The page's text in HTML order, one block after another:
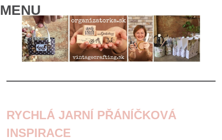
MENU
CONTENT
RYCHLÁ JARNÍ PŘÁNÍČKOVÁ
INSPIRACE